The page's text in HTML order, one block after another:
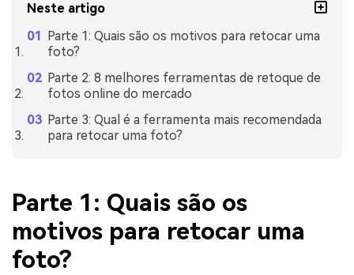
Neste artigo
Parte 1: Quais são os motivos para retocar uma
foto?
Parte 2: 8 melhores ferramentas de retoque de
fotos online do mercado
Parte 3: Qual é a ferramenta mais recomendada
para retocar uma foto?
Parte 1: Quais são os
motivos para retocar uma
foto?